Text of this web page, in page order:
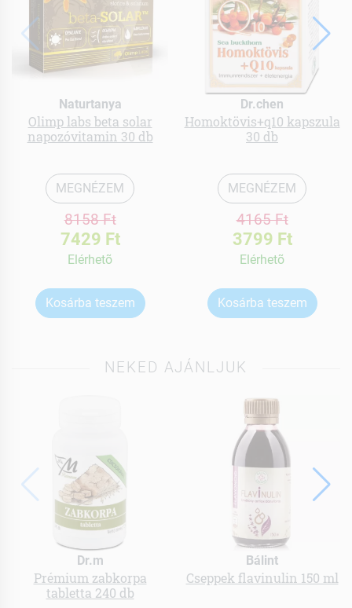
Naturtanya
Olimp labs beta solar
napozóvitamin 30 db
MEGNÉZEM
8158 Ft
7429 Ft
Elérhetõ
Kosárba teszem
Dr.chen
Homoktövis+q10 kapszula
30 db
MEGNÉZEM
4165 Ft
3799 Ft
Elérhetõ
Kosárba teszem
NEKED AJÁNLJUK
Dr.m
Prémium zabkorpa
tabletta 240 db
Bálint
Cseppek flavinulin 150 ml